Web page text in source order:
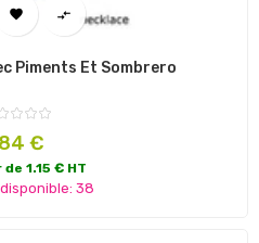
 
Piments Et Sombrero
€
1.15 € HT
38